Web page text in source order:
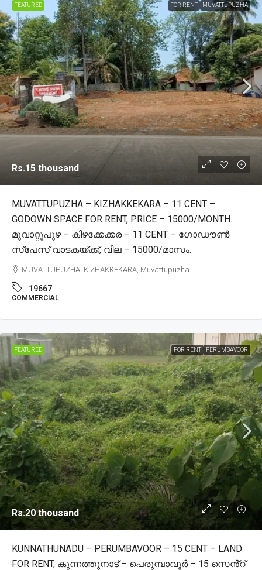
FEATURED FOR RENT MUVATTUPUZHA
Rs.15 thousand
MUVATTUPUZHA – KIZHAKKEKARA – 11 CENT –
GODOWN SPACE FOR RENT, PRICE – 15000/MONTH.
മൂവാറ്റുപുഴ – കിഴക്കേക്കര – 11 CENT – ഗോഡൗൺ
സ്പേസ് വാടകയ്ക്ക്, വില – 15000/മാസം.
MUVATTUPUZHA, KIZHAKKEKARA, Muvattupuzha
19667
COMMERCIAL
FEATURED FOR RENT PERUMBAVOOR
Rs.20 thousand
KUNNATHUNADU – PERUMBAVOOR – 15 CENT – LAND
FOR RENT, കുന്നത്തുനാട് – പെരുമ്പാവൂർ – 15 സെൻ്റ്